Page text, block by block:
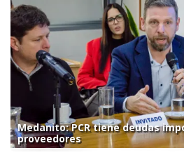
Medanito: PCR tiene deudas
proveedores